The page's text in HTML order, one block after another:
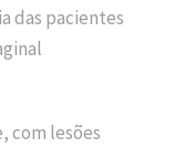
das pacientes
com lesões